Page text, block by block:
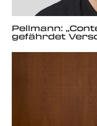
Pellmann:
gefährdet